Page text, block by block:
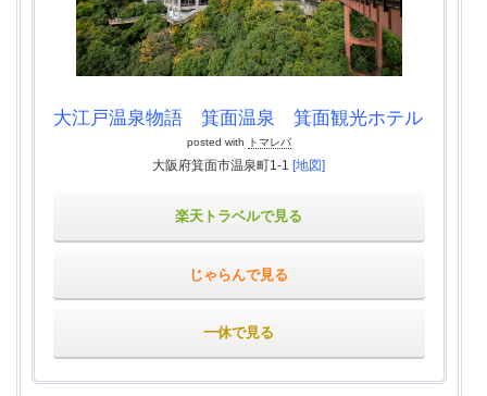
大江戸温泉物語 箕面温泉 箕面観光ホテル
posted with トマレバ
大阪府箕面市温泉町1-1 [地図]
楽天トラベルで見る
じゃらんで見る
一休で見る